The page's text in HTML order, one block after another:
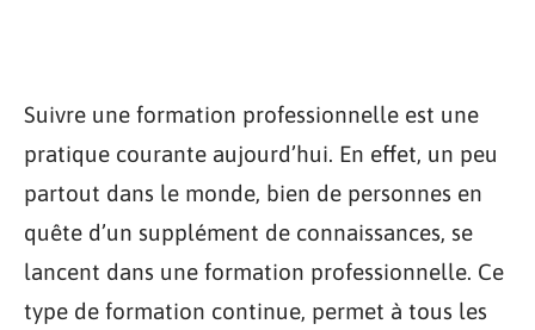
Suivre une formation professionnelle est une
pratique courante aujourd’hui. En effet, un peu
partout dans le monde, bien de personnes en
quête d’un supplément de connaissances, se
lancent dans une formation professionnelle. Ce
type de formation continue, permet à tous les